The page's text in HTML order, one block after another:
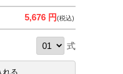
5,676 円(税込)
式